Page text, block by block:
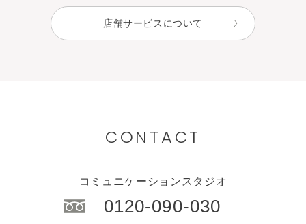
店舗サービスについて
CONTACT
コミュニケーションスタジオ
0120-090-030